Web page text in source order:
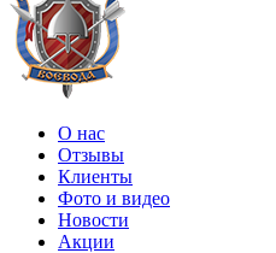
О нас
Отзывы
Клиенты
Фото и видео
Новости
Акции